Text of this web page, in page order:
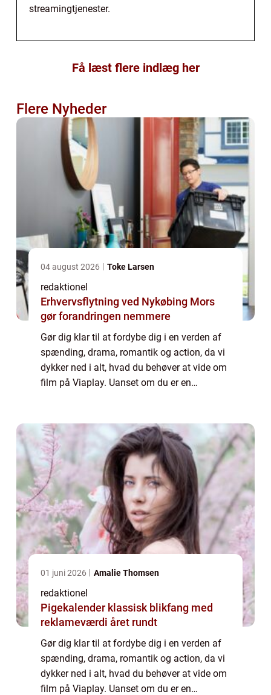
streamingtjenester.
Få læst flere indlæg her
Flere Nyheder
04 august 2026 Toke Larsen
redaktionel
Erhvervsflytning ved Nykøbing Mors
gør forandringen nemmere
Gør dig klar til at fordybe dig i en verden af
spænding, drama, romantik og action, da vi
dykker ned i alt, hvad du behøver at vide om
film på Viaplay. Uanset om du er en
01 juni 2026 Amalie Thomsen
redaktionel
Pigekalender klassisk blikfang med
reklameværdi året rundt
Gør dig klar til at fordybe dig i en verden af
spænding, drama, romantik og action, da vi
dykker ned i alt, hvad du behøver at vide om
film på Viaplay. Uanset om du er en